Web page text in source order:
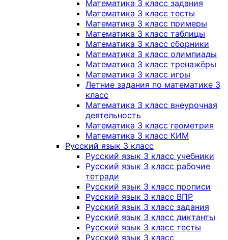
Математика 3 класс задания
Математика 3 класс тесты
Математика 3 класс примеры
Математика 3 класс таблицы
Математика 3 класс сборники
Математика 3 класс олимпиады
Математика 3 класс тренажёры
Математика 3 класс игры
Летние задания по математике 3
класс
Математика 3 класс внеурочная
деятельность
Математика 3 класс геометрия
Математика 3 класс КИМ
Русский язык 3 класс
Русский язык 3 класс учебники
Русский язык 3 класс рабочие
тетради
Русский язык 3 класс прописи
Русский язык 3 класс ВПР
Русский язык 3 класс задания
Русский язык 3 класс диктанты
Русский язык 3 класс тесты
Русский язык 3 класс